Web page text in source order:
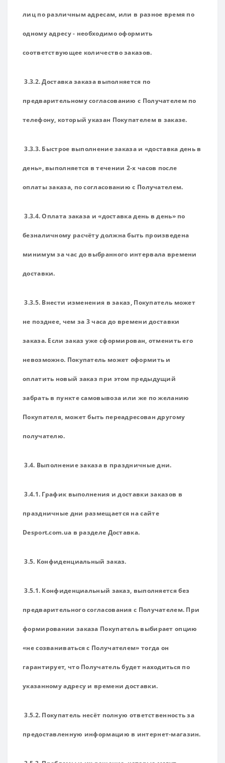
лиц по различным адресам, или в разное время по
одному адресу - необходимо оформить
соответствующее количество заказов.
3.3.2. Доставка заказа выполняется по
предварительному согласованию с Получателем по
телефону, который указан Покупателем в заказе.
3.3.3. Быстрое выполнение заказа и «доставка день в
день», выполняется в течении 2-х часов после
оплаты заказа, по согласованию с Получателем.
3.3.4. Оплата заказа и «доставка день в день» по
безналичному расчёту должна быть произведена
минимум за час до выбранного интервала времени
доставки.
3.3.5. Внести изменения в заказ, Покупатель может
не позднее, чем за 3 часа до времени доставки
заказа. Если заказ уже сформирован, отменить его
невозможно. Покупатель может оформить и
оплатить новый заказ при этом предыдущий
забрать в пункте самовывоза или же по желанию
Покупателя, может быть переадресован другому
получателю.
3.4. Выполнение заказа в праздничные дни.
3.4.1. График выполнения и доставки заказов в
праздничные дни размещается на сайте
Desport.com.ua в разделе Доставка.
3.5. Конфиденциальный заказ.
3.5.1. Конфиденциальный заказ, выполняется без
предварительного согласования с Получателем. При
формировании заказа Покупатель выбирает опцию
«не созваниваться с Получателем» тогда он
гарантирует, что Получатель будет находиться по
указанному адресу и времени доставки.
3.5.2. Покупатель несёт полную ответственность за
предоставленную информацию в интернет-магазин.